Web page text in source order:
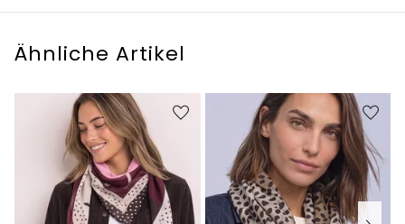
Ähnliche Artikel